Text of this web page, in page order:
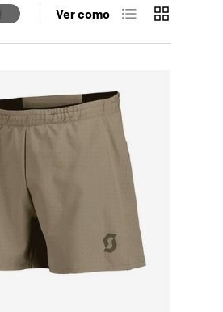
Ver como Lista Cuadrícula
ELEGIR OPCIONES